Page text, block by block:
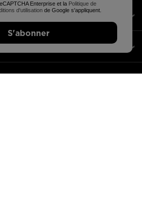
Enterprise et la Politique de
d'utilisation de Google s'appliquent.
S'abonner